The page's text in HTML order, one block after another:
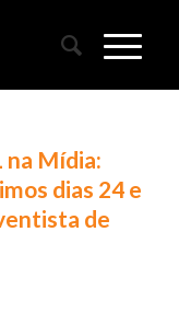
na Mídia:
dias 24 e
de